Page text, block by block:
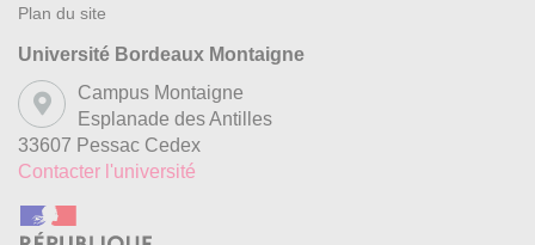
Plan du site
Université Bordeaux Montaigne
Campus Montaigne
Esplanade des Antilles
33607 Pessac Cedex
Contacter l'université